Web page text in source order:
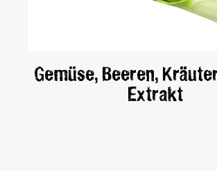
Gemüse, Beeren,
Extrakt